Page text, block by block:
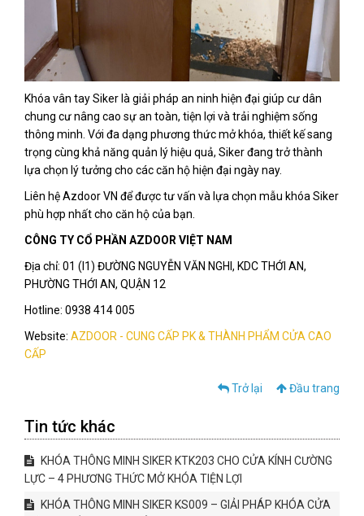
Khóa vân tay Siker là giải pháp an ninh hiện đại giúp cư dân
chung cư nâng cao sự an toàn, tiện lợi và trải nghiệm sống
thông minh. Với đa dạng phương thức mở khóa, thiết kế sang
trọng cùng khả năng quản lý hiệu quả, Siker đang trở thành
lựa chọn lý tưởng cho các căn hộ hiện đại ngày nay.
Liên hệ Azdoor VN để được tư vấn và lựa chọn mẫu khóa Siker
phù hợp nhất cho căn hộ của bạn.
CÔNG TY CỔ PHẦN AZDOOR VIỆT NAM
Địa chỉ: 01 (I1) ĐƯỜNG NGUYỄN VĂN NGHI, KDC THỚI AN,
PHƯỜNG THỚI AN, QUẬN 12
Hotline: 0938 414 005
Website: AZDOOR - CUNG CẤP PK & THÀNH PHẨM CỬA CAO
CẤP
Trở lại Đầu trang
Tin tức khác
KHÓA THÔNG MINH SIKER KTK203 CHO CỬA KÍNH CƯỜNG
LỰC – 4 PHƯƠNG THỨC MỞ KHÓA TIỆN LỢI
KHÓA THÔNG MINH SIKER KS009 – GIẢI PHÁP KHÓA CỬA